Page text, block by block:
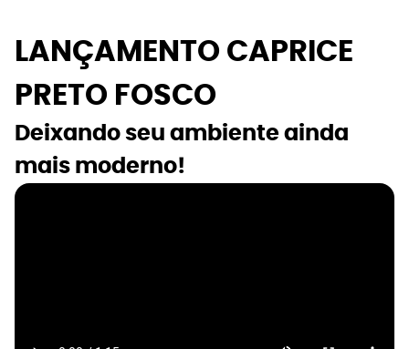
LANÇAMENTO CAPRICE
PRETO FOSCO
Deixando seu ambiente ainda
mais moderno!